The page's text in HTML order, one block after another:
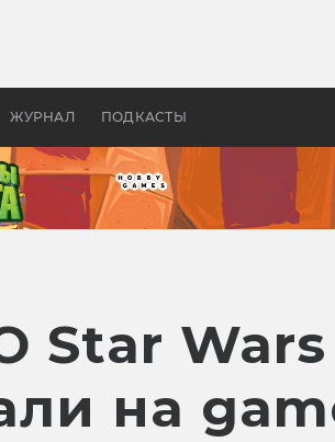
ЖУРНАЛ ПОДКАСТЫ
Грецией
Star
на